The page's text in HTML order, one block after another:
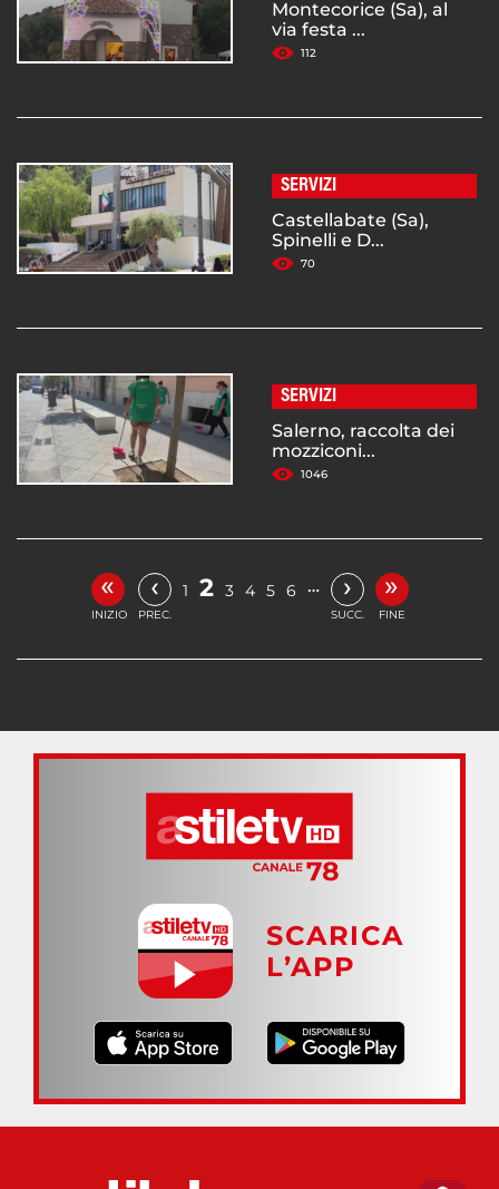
Montecorice (Sa), al
via festa ...
112
SERVIZI
Castellabate (Sa),
Spinelli e D...
70
SERVIZI
Salerno, raccolta dei
mozziconi...
1046
«
INIZIO
‹
PREC.
1 2 3 4 5 6 … ›
SUCC.
»
FINE
SCARICA
L’APP